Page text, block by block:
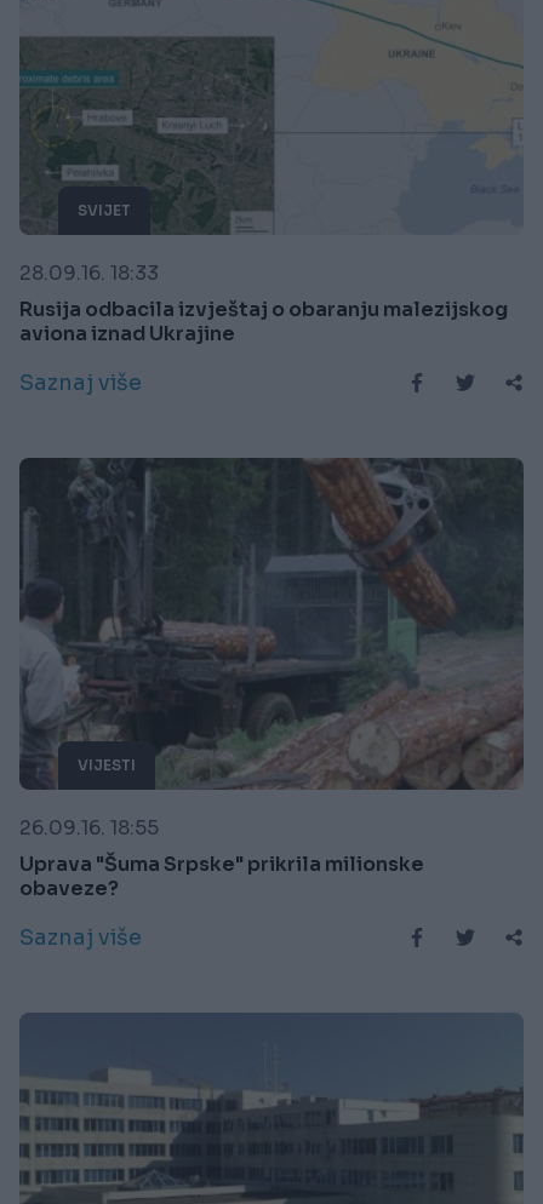
SVIJET
28.09.16. 18:33
Rusija odbacila izvještaj o obaranju malezijskog
aviona iznad Ukrajine
Saznaj više
VIJESTI
26.09.16. 18:55
Uprava "Šuma Srpske" prikrila milionske
obaveze?
Saznaj više